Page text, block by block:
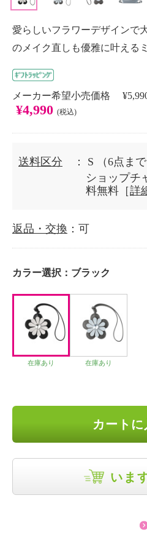
愛らしいフラワーデザインで
のメイク直しも優雅に叶える
メーカー希望小売価格
¥4,990 (税込)
送料区分 ： S
（6点ま
ショップチ
料無料［詳
返品・交換 ：可
カラー選択： ブラック
在庫あり 在庫あり
カートに
いま